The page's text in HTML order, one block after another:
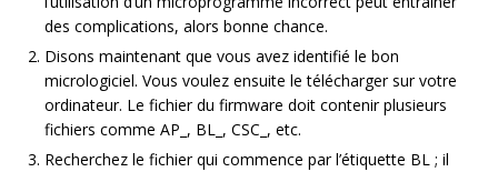
des complications, alors bonne chance.
Disons maintenant que vous avez identifié le bon
micrologiciel. Vous voulez ensuite le télécharger sur votre
ordinateur. Le fichier du firmware doit contenir plusieurs
fichiers comme AP_, BL_, CSC_, etc.
Recherchez le fichier qui commence par l’étiquette BL ; il